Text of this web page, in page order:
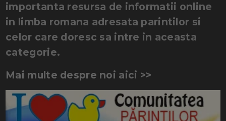
importanta resursa de informatii online
in limba romana adresata parintilor si
celor care doresc sa intre in aceasta
categorie.
Mai multe despre noi aici >>